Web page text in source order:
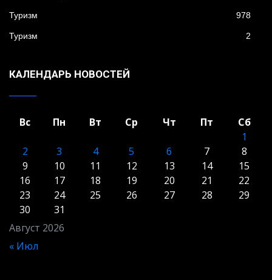
Туризм 978
Туризм 2
КАЛЕНДАРЬ НОВОСТЕЙ
Август 2026
Вс Пн Вт Ср Чт Пт
Сб
1
2
3 4 5 6 7
8
9
10 11 12 13 14
15
16
17 18 19 20 21
22
23
24 25 26 27 28
29
30
31
« Июл